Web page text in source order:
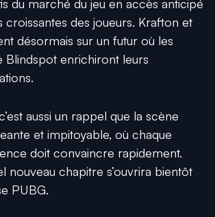
du marché du jeu en accès anticipé
croissantes des joueurs. Krafton et
désormais sur un futur où les
Blindspot enrichiront leurs
aussi un rappel que la scène
et impitoyable, où chaque
doit convaincre rapidement.
nouveau chapitre s’ouvrira bientôt
PUBG.